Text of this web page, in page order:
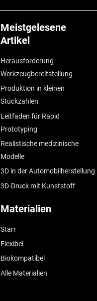
Meistgelesene
Artikel
Herausforderung
Werkzeugbereitstellung
Produktion in kleinen
Stückzahlen
Leitfaden für Rapid
Prototyping
Realistische medizinische
Modelle
3D in der Automobilherstellung
3D-Druck mit Kunststoff
Materialien
Starr
Flexibel
Biokompatibel
Alle Materialien